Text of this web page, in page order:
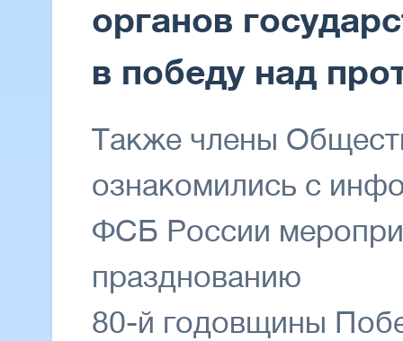
органов
в победу над
Также члены
ознакомились с
ФСБ России
празднованию
80-й годовщины